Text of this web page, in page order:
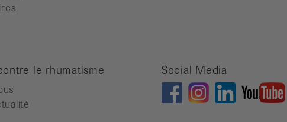
le rhumatisme Social Media